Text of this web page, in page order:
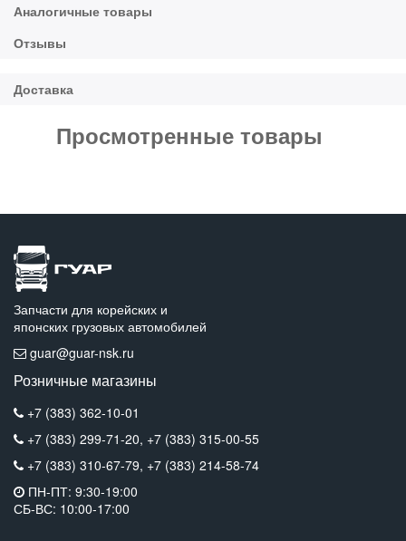
Просмотренные товары
Запчасти для корейских и
японских грузовых автомобилей
guar@guar-nsk.ru
Розничные магазины
+7 (383) 362-10-01
+7 (383) 299-71-20, +7 (383) 315-00-55
+7 (383) 310-67-79, +7 (383) 214-58-74
ПН-ПТ: 9:30-19:00
СБ-ВС: 10:00-17:00